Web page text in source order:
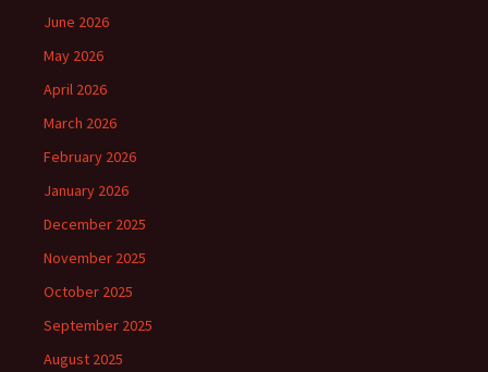
June 2026
May 2026
April 2026
March 2026
February 2026
January 2026
December 2025
November 2025
October 2025
September 2025
August 2025